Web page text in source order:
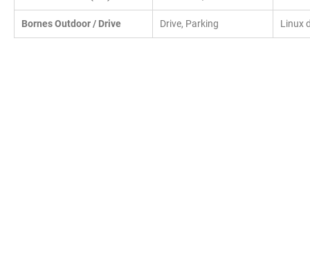
Bornes Outdoor / Drive Drive, Parking Linux